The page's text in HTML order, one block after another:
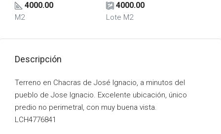
4000.00
M2
4000.00
Lote M2
Descripción
Terreno en Chacras de José Ignacio, a minutos del
pueblo de Jose Ignacio. Excelente ubicación, único
predio no perimetral, con muy buena vista.
LCH4776841